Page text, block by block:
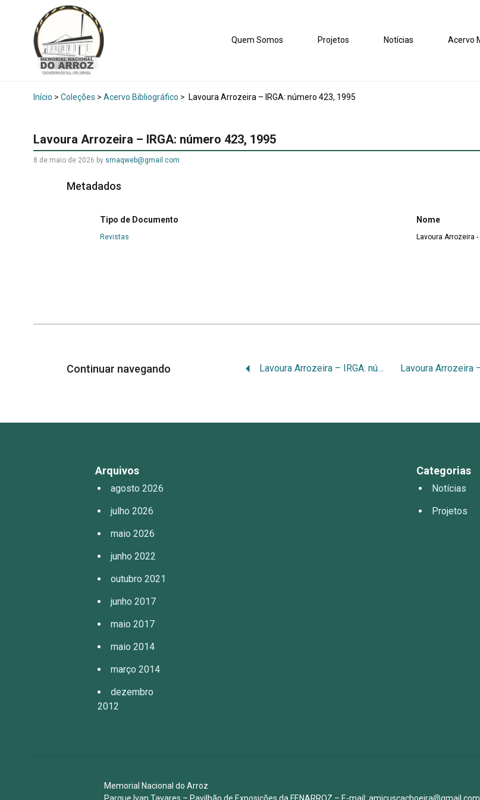
Quem Somos Projetos Notícias Acervo
Início > Coleções > Acervo Bibliográfico > Lavoura Arrozeira – IRGA: número 423, 1995
Lavoura Arrozeira – IRGA: número 423, 1995
8 de maio de 2026 by smaqweb@gmail.com
Metadados
Tipo de Documento
Revistas
Nome
Lavoura Arrozeira
Continuar navegando Lavoura Arrozeira – IRGA: número 422, 1995
Arquivos
agosto 2026
julho 2026
maio 2026
junho 2022
outubro 2021
junho 2017
maio 2017
maio 2014
março 2014
dezembro
2012
Categorias
Notícias
Projetos
Memorial Nacional do Arroz